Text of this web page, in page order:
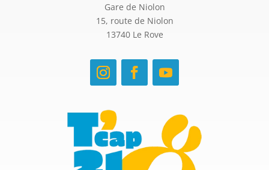
Gare de Niolon
15, route de Niolon
13740 Le Rove